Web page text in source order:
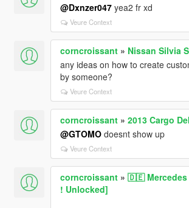
@Dxnzer047yea2 fr xd
Veure Context
corncroissant» Nissan Silvia
any ideas on how to create
by someone?
Veure Context
corncroissant» 2013 Cargo
@GTOMOdoesnt show up
Veure Context
corncroissant» 🇩🇪 Mercedes
! Unlocked]